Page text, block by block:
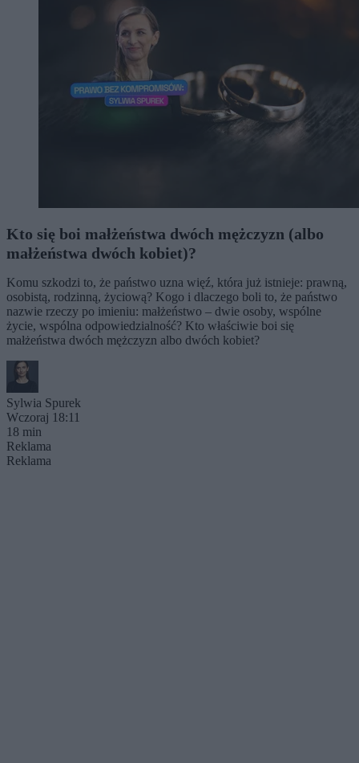
Kto się boi małżeństwa dwóch mężczyzn (albo
małżeństwa dwóch kobiet)?
Komu szkodzi to, że państwo uzna więź, która już istnieje: prawną,
osobistą, rodzinną, życiową? Kogo i dlaczego boli to, że państwo
nazwie rzeczy po imieniu: małżeństwo – dwie osoby, wspólne
życie, wspólna odpowiedzialność? Kto właściwie boi się
małżeństwa dwóch mężczyzn albo dwóch kobiet?
Sylwia Spurek
Wczoraj 18:11
18 min
Reklama
Reklama